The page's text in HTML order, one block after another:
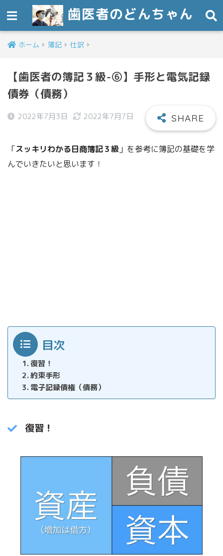
歯医者のどんちゃん
ホーム 簿記 仕訳
【歯医者の簿記３級-⑥】手形と電気記録
債券（債務）
2022年7月3日 2022年7月7日
「スッキリわかる日商簿記３級 」を参考に簿記の基礎を学
んでいきたいと思います！
目次
復習！
約束手形
電子記録債権（債務）
復習！